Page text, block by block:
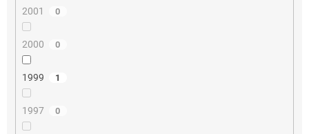
2001 0
2000 0
1999 1
1997 0